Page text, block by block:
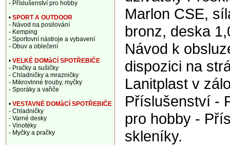
Marlon CSE,
bronz, deska
Návod k
dispozici na
Lanitplast v
Příslušenství -
pro hobby -
skleníky.
- Příslušenství pro hobby
• SPORT A OUTDOOR
- Návod na posilování
- Kemping
- Sportovní nástroje a vybavení
- Obuv a oblečení
• VELKÉ DOMàCÍ SPOTŘEBIČE
- Pračky a sušičky
- Chladničky a mrazničky
- Mikrovlnné trouby, myčky
- Sporáky a vařiče
• VESTAVNÉ DOMàCÍ SPOTŘEBIČE
- Chladničky
- Varné desky
- Vinotéky
- Myčky a pračky